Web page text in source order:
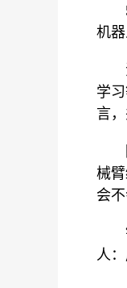
机
学
言
械
会
人：